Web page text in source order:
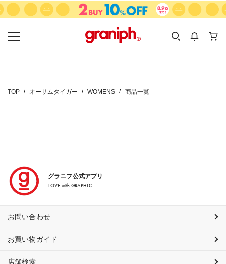
カテゴリーから探す
KIDS
カテゴリ
サイズ
TOP オーサムタイガー WOMENS 商品一覧
グラニフ公式アプリ
LOVE with GRAPHIC
お問い合わせ
お買い物ガイド
店舗検索